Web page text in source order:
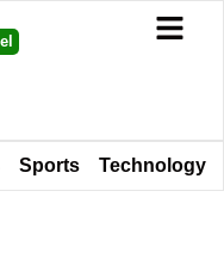
Sports Technology